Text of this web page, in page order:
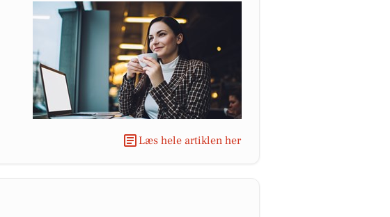
Læs hele artiklen her